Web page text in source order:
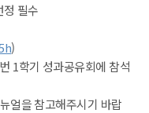
정 필수
)
1학기 성과공유회에 참석
얼을 참고해주시기 바랍